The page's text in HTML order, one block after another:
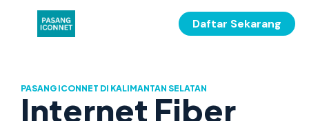
Daftar Sekarang
PASANG ICONNET DI KALIMANTAN SELATAN
Internet Fiber